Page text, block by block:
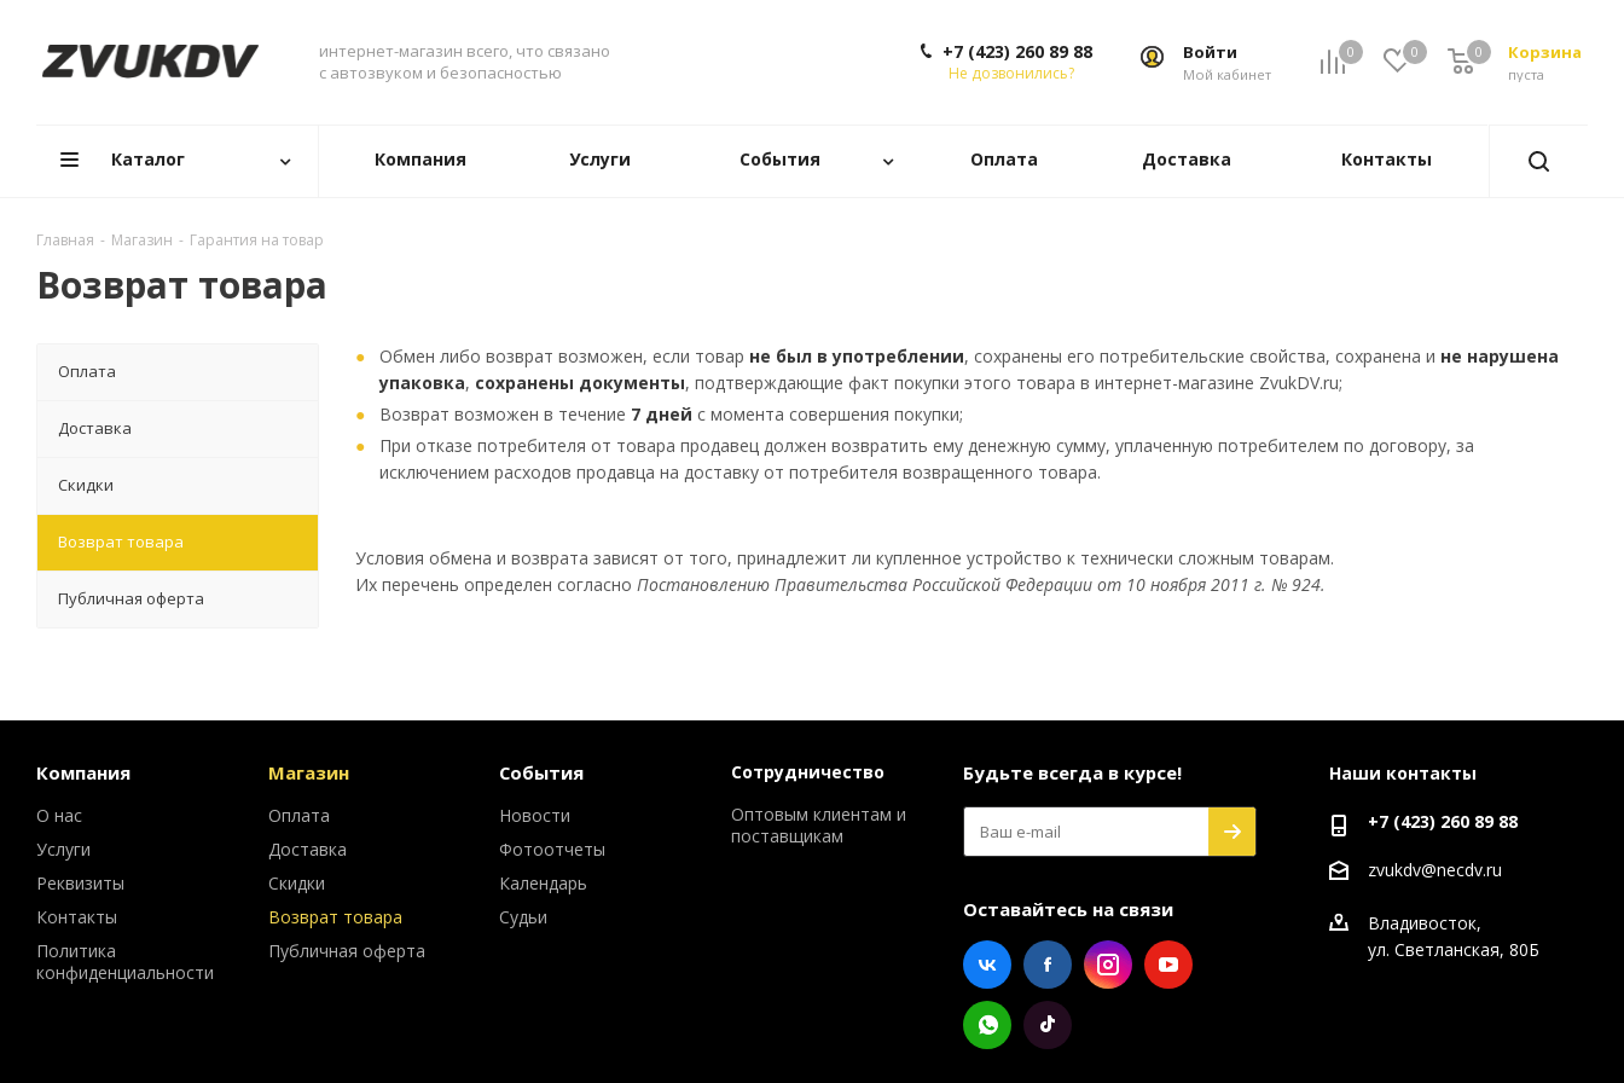
интернет-магазин всего, что связано
с автозвуком и безопасностью
0 0 Корзина
0
пуста
0
Войти
Мой кабинет
+7 (423) 260 89 88
Не дозвонились?
Каталог Компания Услуги События Оплата Доставка Контакты
Главная - Магазин - Гарантия на товар
Возврат товара
Обмен либо возврат возможен, если товар не был в употреблении, сохранены его потребительские свойства, сохранена и не нарушена
упаковка, сохранены документы, подтверждающие факт покупки этого товара в интернет-магазине ZvukDV.ru;
Возврат возможен в течение 7 дней с момента совершения покупки;
При отказе потребителя от товара продавец должен возвратить ему денежную сумму, уплаченную потребителем по договору, за
исключением расходов продавца на доставку от потребителя возвращенного товара.
Условия обмена и возврата зависят от того, принадлежит ли купленное устройство к технически сложным товарам.
Их перечень определен согласно Постановлению Правительства Российской Федерации от 10 ноября 2011 г. № 924.
Оплата
Доставка
Скидки
Возврат товара
Публичная оферта
Компания
О нас
Услуги
Реквизиты
Контакты
Политика
конфиденциальности
Магазин
Оплата
Доставка
Скидки
Возврат товара
Публичная оферта
События
Новости
Фотоотчеты
Календарь
Судьи
Сотрудничество
Оптовым клиентам и
поставщикам
Будьте всегда в курсе!
Оставайтесь на связи
Наши контакты
+7 (423) 260 89 88
zvukdv@necdv.ru
Владивосток,
ул. Светланская, 80Б